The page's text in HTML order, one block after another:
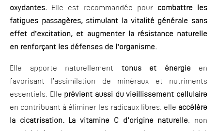
oxydantes. Elle est recommandée pour combattre les
fatigues passagères, stimulant la vitalité générale sans
effet d’excitation, et augmenter la résistance naturelle
en renforçant les défenses de l’organisme.
Elle apporte naturellement tonus et énergieen
favorisant l’assimilation de minéraux et nutriments
essentiels. Elle prévient aussi du vieillissement cellulaire
en contribuant à éliminer les radicaux libres, elle accélère
la cicatrisation. La vitamine C
d'origine naturelle, non